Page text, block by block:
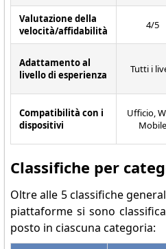
Valutazione della
velocità/affidabilità
4/5
Adattamento al
livello di esperienza
Tutti i
Compatibilità con i
dispositivi
Ufficio,
Mobile
Classifiche per
Oltre alle 5 classifiche
piattaforme si sono
posto in ciascuna categoria: